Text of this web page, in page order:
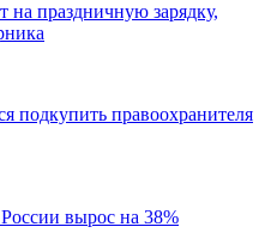
праздничную зарядку,
подкупить правоохранителя
вырос на 38%